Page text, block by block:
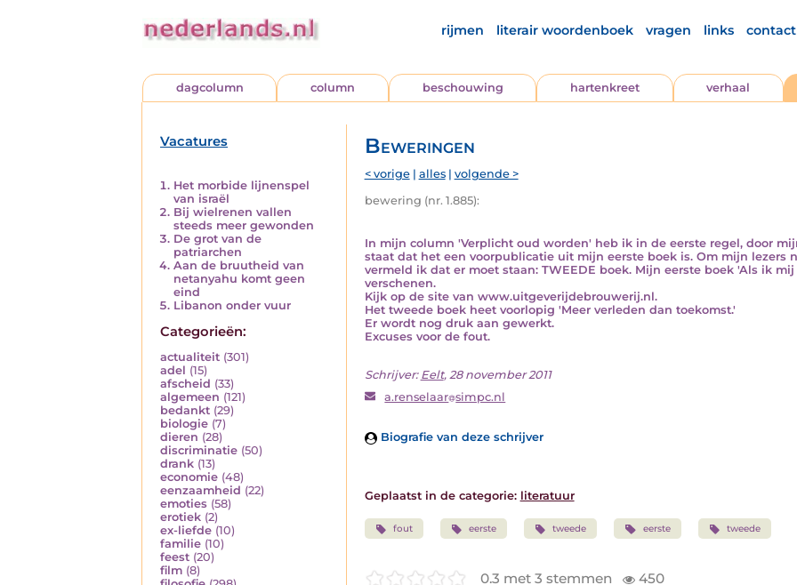
rijmen literair woordenboek vragen links contact
dagcolumn column beschouwing hartenkreet verhaal
Vacatures
Het morbide lijnenspel
van israël
Bij wielrenen vallen
steeds meer gewonden
De grot van de
patriarchen
Aan de bruutheid van
netanyahu komt geen
eind
Libanon onder vuur
Categorieën:
actualiteit (301)
adel (15)
afscheid (33)
algemeen (121)
bedankt (29)
biologie (7)
dieren (28)
discriminatie (50)
drank (13)
economie (48)
eenzaamheid (22)
emoties (58)
erotiek (2)
ex-liefde (10)
familie (10)
feest (20)
film (8)
Beweringen
< vorige| alles| volgende >
bewering (nr. 1.885):
In mijn column 'Verplicht oud worden' heb ik in de eerste regel, door
staat dat het een voorpublicatie uit mijn eerste boek is. Om mijn lezers
vermeld ik dat er moet staan: TWEEDE boek. Mijn eerste boek 'Als ik
verschenen.
Kijk op de site van www.uitgeverijdebrouwerij.nl.
Het tweede boek heet voorlopig 'Meer verleden dan toekomst.'
Er wordt nog druk aan gewerkt.
Excuses voor de fout.
Schrijver: Eelt, 28 november 2011
a.renselaar simpc.nl
Biografie van deze schrijver
Geplaatst in de categorie: literatuur
fout eerste tweede eerste tweede
0.3 met 3 stemmen 450